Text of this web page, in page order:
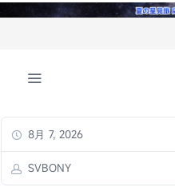
8月 7, 2026
SVBONY